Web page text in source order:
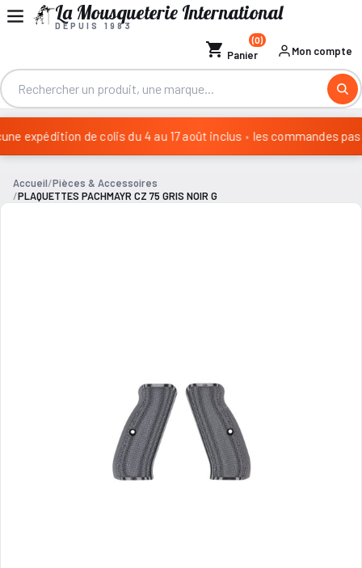
La Mousqueterie International
DEPUIS 1983
shopping_cart Panier
(0)
Mon compte
expédition de colis du 4 au 17 août inclus • les commandes
Accueil Pièces & Accessoires
PLAQUETTES PACHMAYR CZ 75 GRIS NOIR G